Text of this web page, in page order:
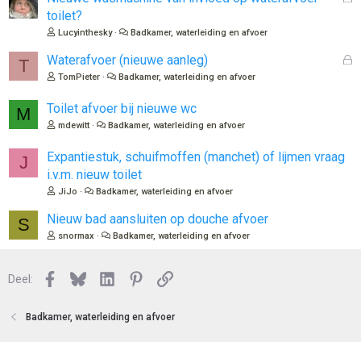
o
toilet?
Lucyinthesky Badkamer, waterleiding en afvoer
T
G
Waterafvoer (nieuwe aanleg)
TomPieter Badkamer, waterleiding en afvoer
M Toilet afvoer bij nieuwe wc
mdewitt Badkamer, waterleiding en afvoer
J
Expantiestuk, schuifmoffen (manchet) of lijmen vraag
i.v.m. nieuw toilet
JiJo Badkamer, waterleiding en afvoer
S Nieuw bad aansluiten op douche afvoer
snormax Badkamer, waterleiding en afvoer
Deel: Facebook
BlueskyLinkedInPinterest
Link
Badkamer, waterleiding en afvoer